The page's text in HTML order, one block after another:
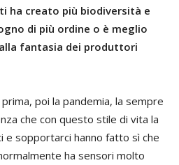
ha creato più biodiversità e
di più ordine o è meglio
fantasia dei produttori
poi la pandemia, la sempre
che con questo stile di vita la
e sopportarci hanno fatto sì che
ha sensori molto